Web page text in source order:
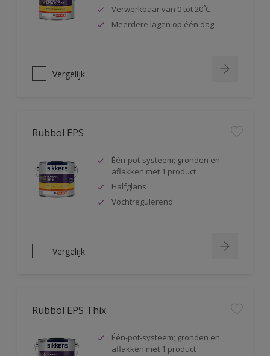
Verwerkbaar van 0 tot 20˚C
Meerdere lagen op één dag
Vergelijk
Rubbol EPS
Één-pot-systeem; gronden en
aflakken met 1 product
Halfglans
Vochtregulerend
Vergelijk
Rubbol EPS Thix
Één-pot-systeem; gronden en
aflakken met 1 product